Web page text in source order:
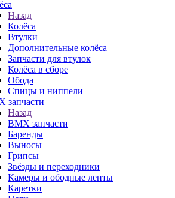
Назад
Колёса
Втулки
Дополнительные колёса
Запчасти для втулок
Колёса в сборе
Обода
Спицы и ниппели
запчасти
Назад
BMX запчасти
Баренды
Выносы
Грипсы
Звёзды и переходники
Камеры и ободные ленты
Каретки